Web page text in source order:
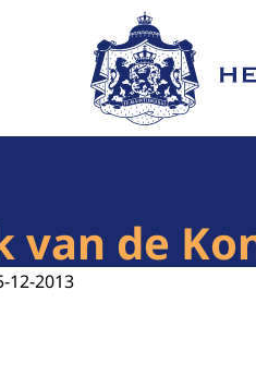
Naar de
de
12-2013